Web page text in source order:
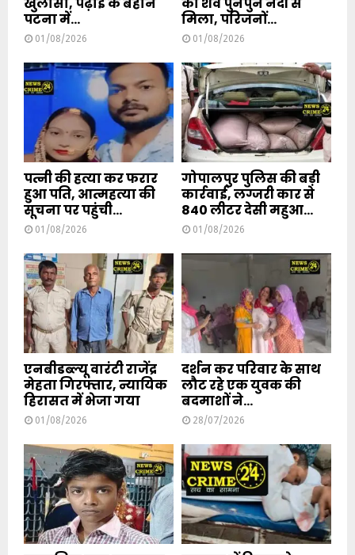
पटना में...
01/08/2026
मिला, परिजनों...
01/08/2026
पत्नी की हत्या कर फरार
हुआ पति, आत्महत्या की
सूचना पर पहुंची...
01/08/2026
गोपालपुर पुलिस की बड़ी
कार्रवाई, लग्जरी कार से
840 लीटर देसी महुआ...
01/08/2026
एनबीडब्ल्यू वारंटी राजेंद्र
मेहता गिरफ्तार, न्यायिक
हिरासत में भेजा गया
01/08/2026
दर्शन कर परिवार के साथ
लौट रहे एक युवक की
बदमाशों ने...
28/07/2026